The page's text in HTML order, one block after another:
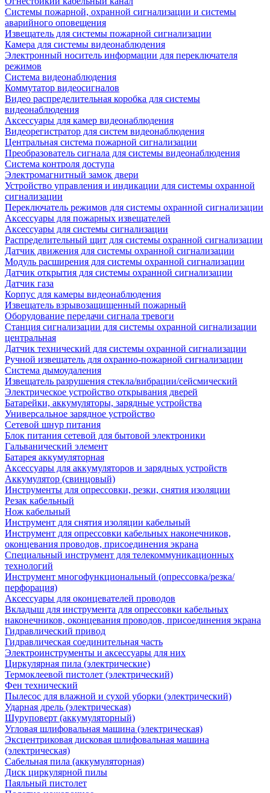
Системы пожарной, охранной сигнализации и системы
аварийного оповещения
Извещатель для системы пожарной сигнализации
Камера для системы видеонаблюдения
Электронный носитель информации для переключателя
режимов
Система видеонаблюдения
Коммутатор видеосигналов
Видео распределительная коробка для системы
видеонаблюдения
Аксессуары для камер видеонаблюдения
Видеорегистратор для систем видеонаблюдения
Центральная система пожарной сигнализации
Преобразователь сигнала для системы видеонаблюдения
Система контроля доступа
Электромагнитный замок двери
Устройство управления и индикации для системы охранной
сигнализации
Переключатель режимов для системы охранной сигнализации
Аксессуары для пожарных извещателей
Аксессуары для системы сигнализации
Распределительный щит для системы охранной сигнализации
Датчик движения для системы охранной сигнализации
Модуль расширения для системы охранной сигнализации
Датчик открытия для системы охранной сигнализации
Датчик газа
Корпус для камеры видеонаблюдения
Извещатель взрывозащищенный пожарный
Оборудование передачи сигнала тревоги
Станция сигнализации для системы охранной сигнализации
центральная
Датчик технический для системы охранной сигнализации
Ручной извещатель для охранно-пожарной сигнализации
Система дымоудаления
Извещатель разрушения стекла/вибрации/сейсмический
Электрическое устройство открывания дверей
Батарейки, аккумуляторы, зарядные устройства
Универсальное зарядное устройство
Сетевой шнур питания
Блок питания сетевой для бытовой электроники
Гальванический элемент
Батарея аккумуляторная
Аксессуары для аккумуляторов и зарядных устройств
Аккумулятор (свинцовый)
Инструменты для опрессовки, резки, снятия изоляции
Резак кабельный
Нож кабельный
Инструмент для снятия изоляции кабельный
Инструмент для опрессовки кабельных наконечников,
оконцевания проводов, присоединения экрана
Специальный инструмент для телекоммуникационных
технологий
Инструмент многофункциональный (опрессовка/резка/
перфорация)
Аксессуары для оконцевателей проводов
Вкладыш для инструмента для опрессовки кабельных
наконечников, оконцевания проводов, присоединения экрана
Гидравлический привод
Гидравлическая соединительная часть
Электроинструменты и аксессуары для них
Циркулярная пила (электрические)
Термоклеевой пистолет (электрический)
Фен технический
Пылесос для влажной и сухой уборки (электрический)
Ударная дрель (электрическая)
Шуруповерт (аккумуляторный)
Угловая шлифовальная машина (электрическая)
Эксцентриковая дисковая шлифовальная машина
(электрическая)
Сабельная пила (аккумуляторная)
Диск циркулярной пилы
Паяльный пистолет